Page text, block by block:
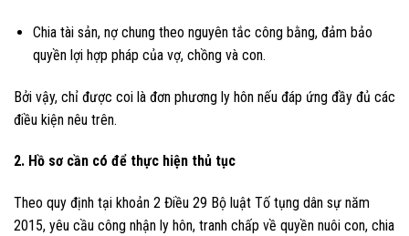
Chia tài sản, nợ chung theo nguyên tắc công bằng, đảm bảo
quyền lợi hợp pháp của vợ, chồng và con.
Bởi vậy, chỉ được coi là đơn phương ly hôn nếu đáp ứng đầy đủ các
điều kiện nêu trên.
2. Hồ sơ cần có để thực hiện thủ tục
Theo quy định tại khoản 2 Điều 29 Bộ luật Tố tụng dân sự năm
2015, yêu cầu công nhận ly hôn, tranh chấp về quyền nuôi con, chia